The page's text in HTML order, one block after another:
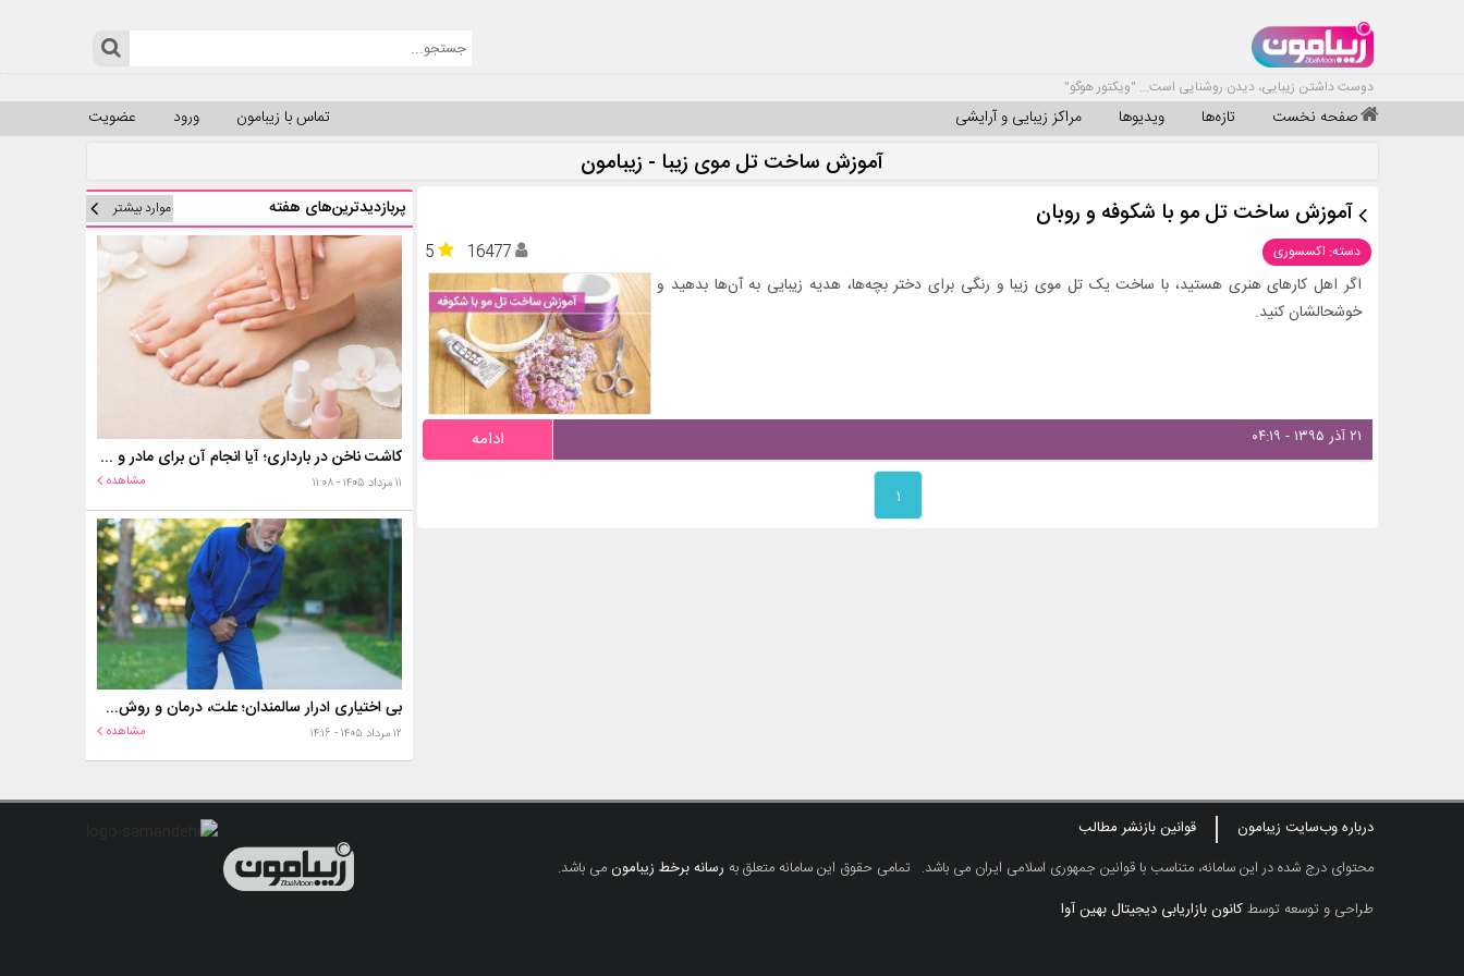
دوست داشتن زیبایی، دیدن روشنایی است... "ویکتور هوگو"
صفحه نخست تازه‌ها ویدیوها مراکز زیبایی و آرایشی عضویت ورود تماس با زیبامون
آموزش ساخت تل موی زیبا - زیبامون
آموزش ساخت تل مو با شکوفه و روبان
دسته: اکسسوری 5
16477
اگر اهل کارهای هنری هستید، با ساخت یک تل موی زیبا و رنگی برای دختر بچه‌ها، هدیه زیبایی به آن‌ها بدهید و
خوشحالشان کنید.
۲۱ آذر ۱۳۹۵ - ۰۴:۱۹ ادامه
۱
پربازدیدترین‌های هفته موارد بیشتر
کاشت ناخن در بارداری؛ آیا انجام آن برای مادر و جنین خطر دارد؟
۱۱ مرداد ۱۴۰۵ - ۱۱:۰۸ مشاهده
بی اختیاری ادرار سالمندان؛ علت، درمان و روش‌های کنترل در منزل
۱۲ مرداد ۱۴۰۵ - ۱۴:۱۶ مشاهده
درباره وب‌سایت زیبامون
قوانین بازنشر مطالب
محتوای درج شده در این سامانه، متناسب با قوانین جمهوری اسلامی ایران می باشد. تمامی حقوق این سامانه متعلق به رسانه برخط زیبامونمی باشد.
طراحی و توسعه توسطکانون بازاریابی دیجیتال بهین آوا